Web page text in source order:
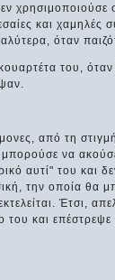
χρησιμοποιούσε
και χαμηλές
όταν
του,
από τη
μπορούσε να
αυτί" του και
την οποία θα
Έτσι,
και επέστρεψε